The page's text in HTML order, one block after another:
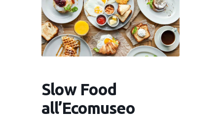
Slow Food
all’Ecomuseo